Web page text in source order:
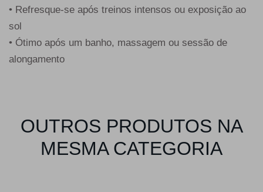
• Refresque-se após treinos intensos ou exposição ao
sol
• Ótimo após um banho, massagem ou sessão de
alongamento
OUTROS PRODUTOS NA
MESMA CATEGORIA